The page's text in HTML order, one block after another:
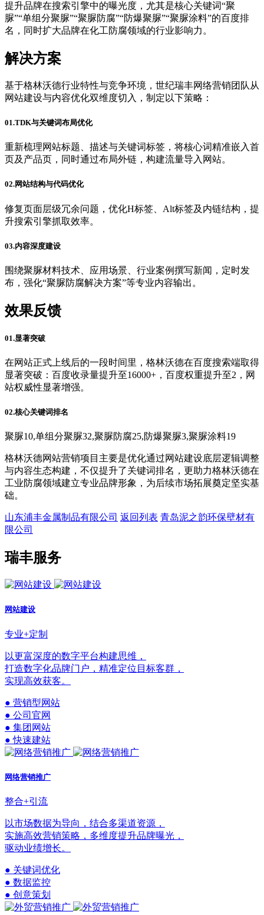
提升品牌在搜索引擎中的曝光度，尤其是核心关键词“聚
脲”“单组分聚脲”“聚脲防腐”“防爆聚脲”“聚脲涂料”的百度排
名，同时扩大品牌在化工防腐领域的行业影响力。
解决方案
基于格林沃德行业特性与竞争环境，世纪瑞丰网络营销团队从
网站建设与内容优化双维度切入，制定以下策略：
01.TDK与关键词布局优化
重新梳理网站标题、描述与关键词标签，将核心词精准嵌入首
页及产品页，同时通过布局外链，构建流量导入网站。
02.网站结构与代码优化
修复页面层级冗余问题，优化H标签、Alt标签及内链结构，提
升搜索引擎抓取效率。
03.内容深度建设
围绕聚脲材料技术、应用场景、行业案例撰写新闻，定时发
布，强化“聚脲防腐解决方案”等专业内容输出。
效果反馈
01.显著突破
在网站正式上线后的一段时间里，格林沃德在百度搜索端取得
显著突破：百度收录量提升至16000+，百度权重提升至2，网
站权威性显著增强。
02.核心关键词排名
聚脲10,单组分聚脲32,聚脲防腐25,防爆聚脲3,聚脲涂料19
格林沃德网站营销项目主要是优化通过网站建设底层逻辑调整
与内容生态构建，不仅提升了关键词排名，更助力格林沃德在
工业防腐领域建立专业品牌形象，为后续市场拓展奠定坚实基
础。
山东浦丰金属制品有限公司 返回列表 青岛泥之韵环保壁材有
限公司
瑞丰服务
网站建设
专业+定制
以更富深度的数字平台构建思维，
打造数字化品牌门户，精准定位目标客群，
实现高效获客。
● 营销型网站
● 公司官网
● 集团网站
● 快速建站
网络营销推广
整合+引流
以市场数据为导向，结合多渠道资源，
实施高效营销策略，多维度提升品牌曝光，
驱动业绩增长。
● 关键词优化
● 数据监控
● 创意策划